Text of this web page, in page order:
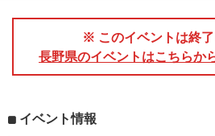
※ このイベントは終了
長野県のイベントはこちらか
イベント情報